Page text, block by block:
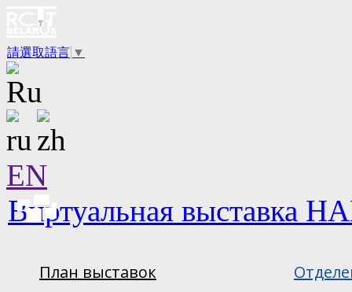
請選取語言 ▼
EN
Виртуальная выставка
План выставок